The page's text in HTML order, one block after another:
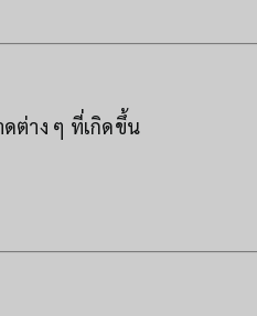
ต่าง ๆ ที่เกิดขึ้น